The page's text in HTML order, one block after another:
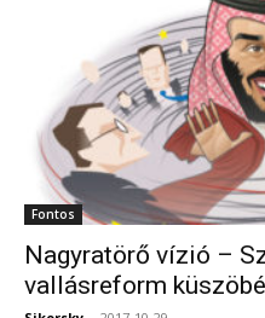
Fontos
Nagyratörő vízió –
vallásreform